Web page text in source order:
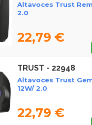
Altavoces Trust
2.0
22,79 €
TRUST - 22948
Altavoces Trust
12W/ 2.0
22,79 €